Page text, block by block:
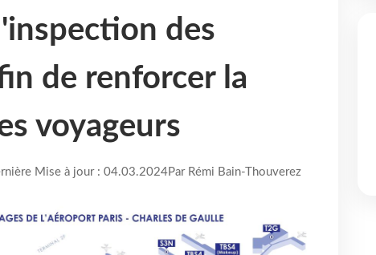
des
de renforcer la
voyageurs
Mise à jour : 04.03.2024Par Rémi Bain-Thouverez